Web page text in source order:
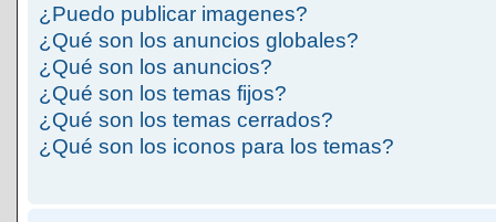
¿Puedo publicar imagenes?
¿Qué son los anuncios globales?
¿Qué son los anuncios?
¿Qué son los temas fijos?
¿Qué son los temas cerrados?
¿Qué son los iconos para los temas?